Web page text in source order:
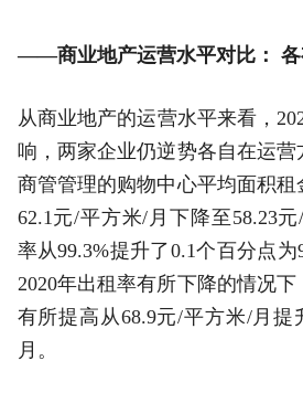
——商业地产运营水平对比： 各
从商业地产的运营水平来看，
响，两家企业仍逆势各自在运
商管管理的购物中心平均面积
62.1元/平方米/月下降至58.23
率从99.3%提升了0.1个百分点
2020年出租率有所下降的情况
有所提高从68.9元/平方米/月提
月。